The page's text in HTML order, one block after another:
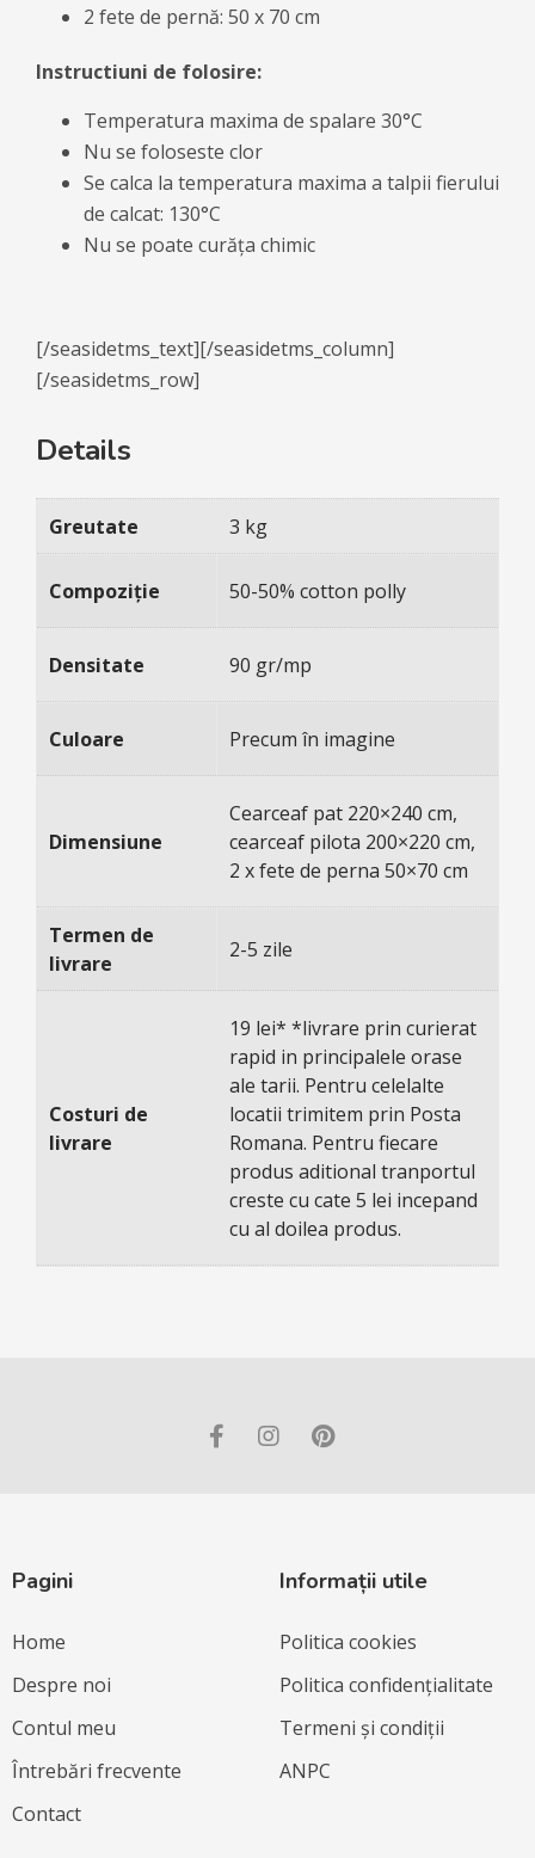
2 fete de pernă: 50 x 70 cm
Instructiuni de folosire:
Temperatura maxima de spalare 30°C
Nu se foloseste clor
Se calca la temperatura maxima a talpii fierului
de calcat: 130°C
Nu se poate curăța chimic
[/seasidetms_text][/seasidetms_column]
[/seasidetms_row]
Details
Greutate 3 kg
Compoziție 50-50% cotton polly
Densitate 90 gr/mp
Culoare Precum în imagine
Dimensiune
Cearceaf pat 220×240 cm,
cearceaf pilota 200×220 cm,
2 x fete de perna 50×70 cm
Termen de
livrare
2-5 zile
Costuri de
livrare
19 lei* *livrare prin curierat
rapid in principalele orase
ale tarii. Pentru celelalte
locatii trimitem prin Posta
Romana. Pentru fiecare
produs aditional tranportul
creste cu cate 5 lei incepand
cu al doilea produs.
Pagini
Home
Despre noi
Contul meu
Întrebări frecvente
Contact
Informații utile
Politica cookies
Politica confidențialitate
Termeni și condiții
ANPC